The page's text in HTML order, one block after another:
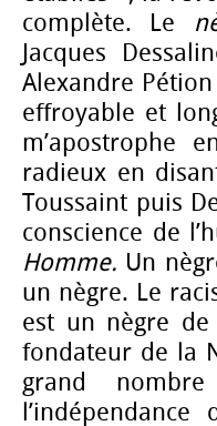
complète. Le
Jacques
Alexandre
effroyable et
m’apostrophe
radieux en
Toussaint puis
conscience de
Homme. Un
un nègre. Le
est un nègre de
fondateur de la
grand